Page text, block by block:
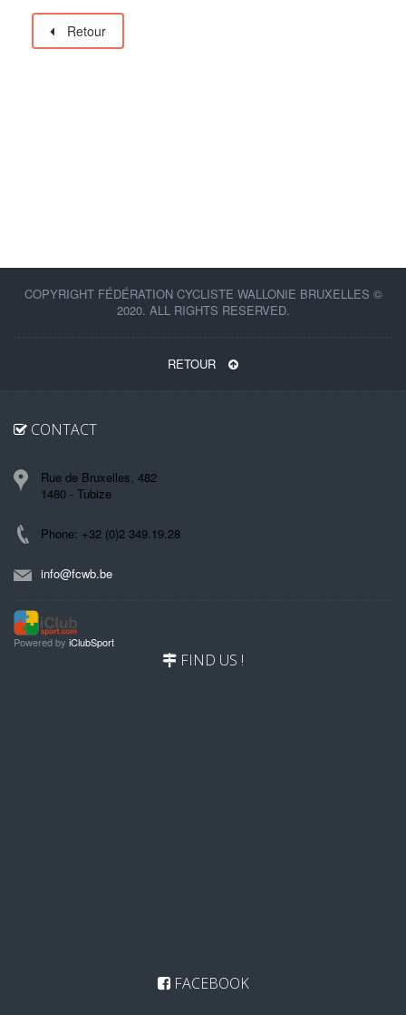
Retour
COPYRIGHT FÉDÉRATION CYCLISTE WALLONIE BRUXELLES ©
2020. ALL RIGHTS RESERVED.
RETOUR
CONTACT
Rue de Bruxelles, 482
1480 - Tubize
Phone: +32 (0)2 349.19.28
info@fcwb.be
Powered by iClubSport
FIND US !
FACEBOOK